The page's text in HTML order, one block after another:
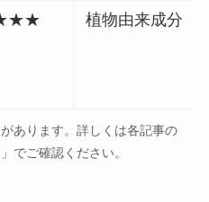
★★ 植物由来成分
あります。詳しくは各記事の
でご確認ください。